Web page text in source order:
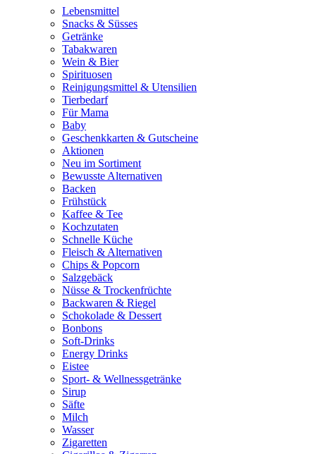
Lebensmittel
Snacks & Süsses
Getränke
Tabakwaren
Wein & Bier
Spirituosen
Reinigungsmittel & Utensilien
Tierbedarf
Für Mama
Baby
Geschenkkarten & Gutscheine
Aktionen
Neu im Sortiment
Bewusste Alternativen
Backen
Frühstück
Kaffee & Tee
Kochzutaten
Schnelle Küche
Fleisch & Alternativen
Chips & Popcorn
Salzgebäck
Nüsse & Trockenfrüchte
Backwaren & Riegel
Schokolade & Dessert
Bonbons
Soft-Drinks
Energy Drinks
Eistee
Sport- & Wellnessgetränke
Sirup
Säfte
Milch
Wasser
Zigaretten